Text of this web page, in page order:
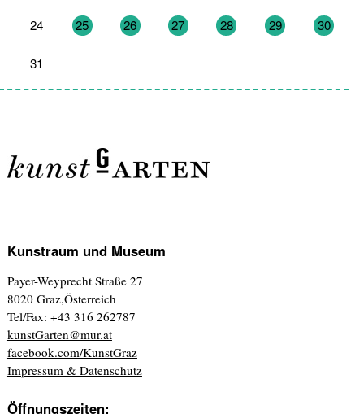
24 25 26 27 28 29 30
31
Kunstraum und Museum
Payer-Weyprecht Straße 27
8020 Graz,Österreich
Tel/Fax: +43 316 262787
kunstGarten@mur.at
facebook.com/KunstGraz
Impressum & Datenschutz
Öffnungszeiten: